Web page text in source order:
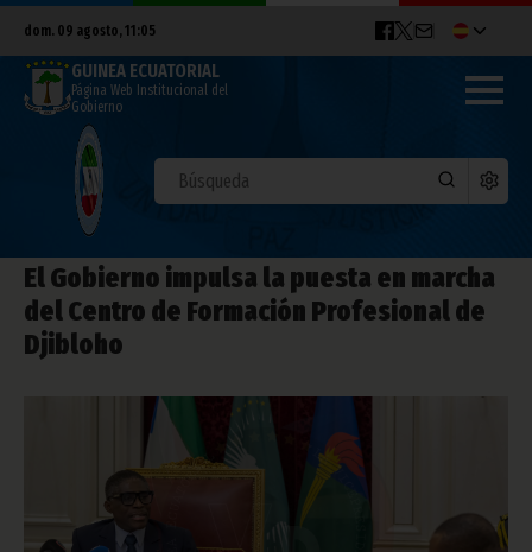
dom. 09 agosto, 11:05
GUINEA ECUATORIAL
Página Web Institucional del
Gobierno
El Gobierno impulsa la puesta en marcha
del Centro de Formación Profesional de
Djibloho